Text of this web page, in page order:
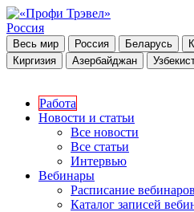
Россия
Весь мир Россия Беларусь
Киргизия
Азербайджан
Работа
Новости и статьи
Все новости
Все статьи
Интервью
Вебинары
Расписание вебинаров
Каталог записей